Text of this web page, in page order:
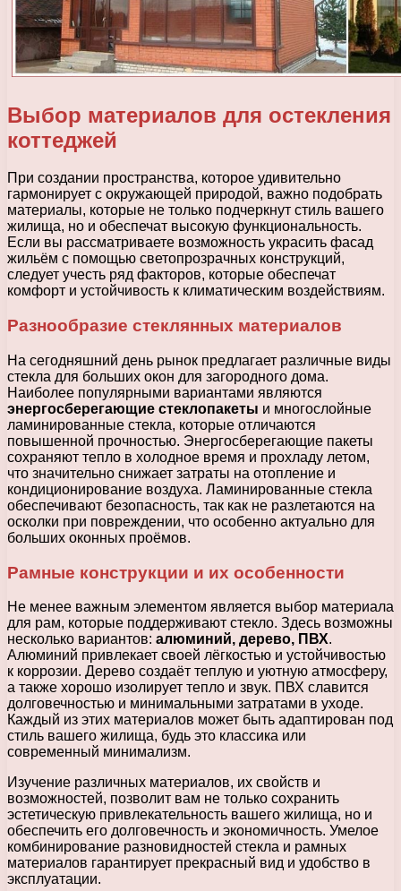
Выбор материалов для остекления
коттеджей
При создании пространства, которое удивительно
гармонирует с окружающей природой, важно подобрать
материалы, которые не только подчеркнут стиль вашего
жилища, но и обеспечат высокую функциональность.
Если вы рассматриваете возможность украсить фасад
жильём с помощью светопрозрачных конструкций,
следует учесть ряд факторов, которые обеспечат
комфорт и устойчивость к климатическим воздействиям.
Разнообразие стеклянных материалов
На сегодняшний день рынок предлагает различные виды
стекла для больших окон для загородного дома.
Наиболее популярными вариантами являются
энергосберегающие стеклопакеты и многослойные
ламинированные стекла, которые отличаются
повышенной прочностью. Энергосберегающие пакеты
сохраняют тепло в холодное время и прохладу летом,
что значительно снижает затраты на отопление и
кондиционирование воздуха. Ламинированные стекла
обеспечивают безопасность, так как не разлетаются на
осколки при повреждении, что особенно актуально для
больших оконных проёмов.
Рамные конструкции и их особенности
Не менее важным элементом является выбор материала
для рам, которые поддерживают стекло. Здесь возможны
несколько вариантов: алюминий, дерево, ПВХ.
Алюминий привлекает своей лёгкостью и устойчивостью
к коррозии. Дерево создаёт теплую и уютную атмосферу,
а также хорошо изолирует тепло и звук. ПВХ славится
долговечностью и минимальными затратами в уходе.
Каждый из этих материалов может быть адаптирован под
стиль вашего жилища, будь это классика или
современный минимализм.
Изучение различных материалов, их свойств и
возможностей, позволит вам не только сохранить
эстетическую привлекательность вашего жилища, но и
обеспечить его долговечность и экономичность. Умелое
комбинирование разновидностей стекла и рамных
материалов гарантирует прекрасный вид и удобство в
эксплуатации.